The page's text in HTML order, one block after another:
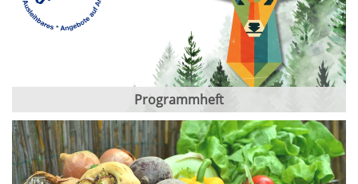
Programmheft